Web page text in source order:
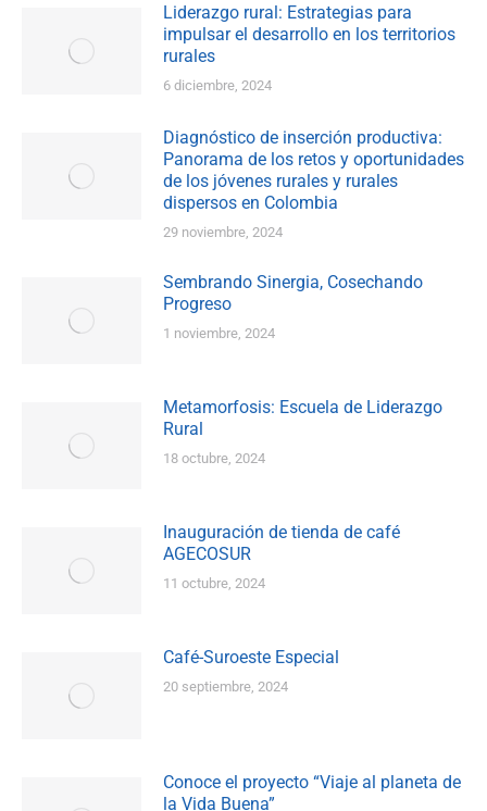
Liderazgo rural: Estrategias para
impulsar el desarrollo en los territorios
rurales
6 diciembre, 2024
Diagnóstico de inserción productiva:
Panorama de los retos y oportunidades
de los jóvenes rurales y rurales
dispersos en Colombia
29 noviembre, 2024
Sembrando Sinergia, Cosechando
Progreso
1 noviembre, 2024
Metamorfosis: Escuela de Liderazgo
Rural
18 octubre, 2024
Inauguración de tienda de café
AGECOSUR
11 octubre, 2024
Café-Suroeste Especial
20 septiembre, 2024
Conoce el proyecto “Viaje al planeta de
la Vida Buena”